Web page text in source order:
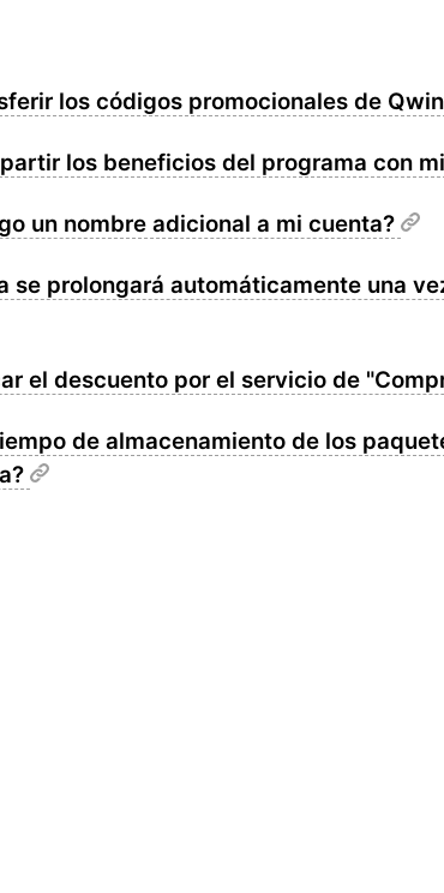
los códigos promocionales de
los beneficios del programa con
un nombre adicional a mi cuenta?
se prolongará automáticamente una
el descuento por el servicio de
de almacenamiento de los